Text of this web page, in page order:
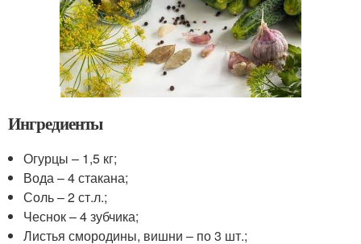
Ингредиенты
Огурцы – 1,5 кг;
Вода – 4 стакана;
Соль – 2 ст.л.;
Чеснок – 4 зубчика;
Листья смородины, вишни – по 3 шт.;